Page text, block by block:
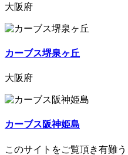
大阪府
カーブス堺泉ヶ丘
大阪府
カーブス阪神姫島
このサイトをご覧頂き有難